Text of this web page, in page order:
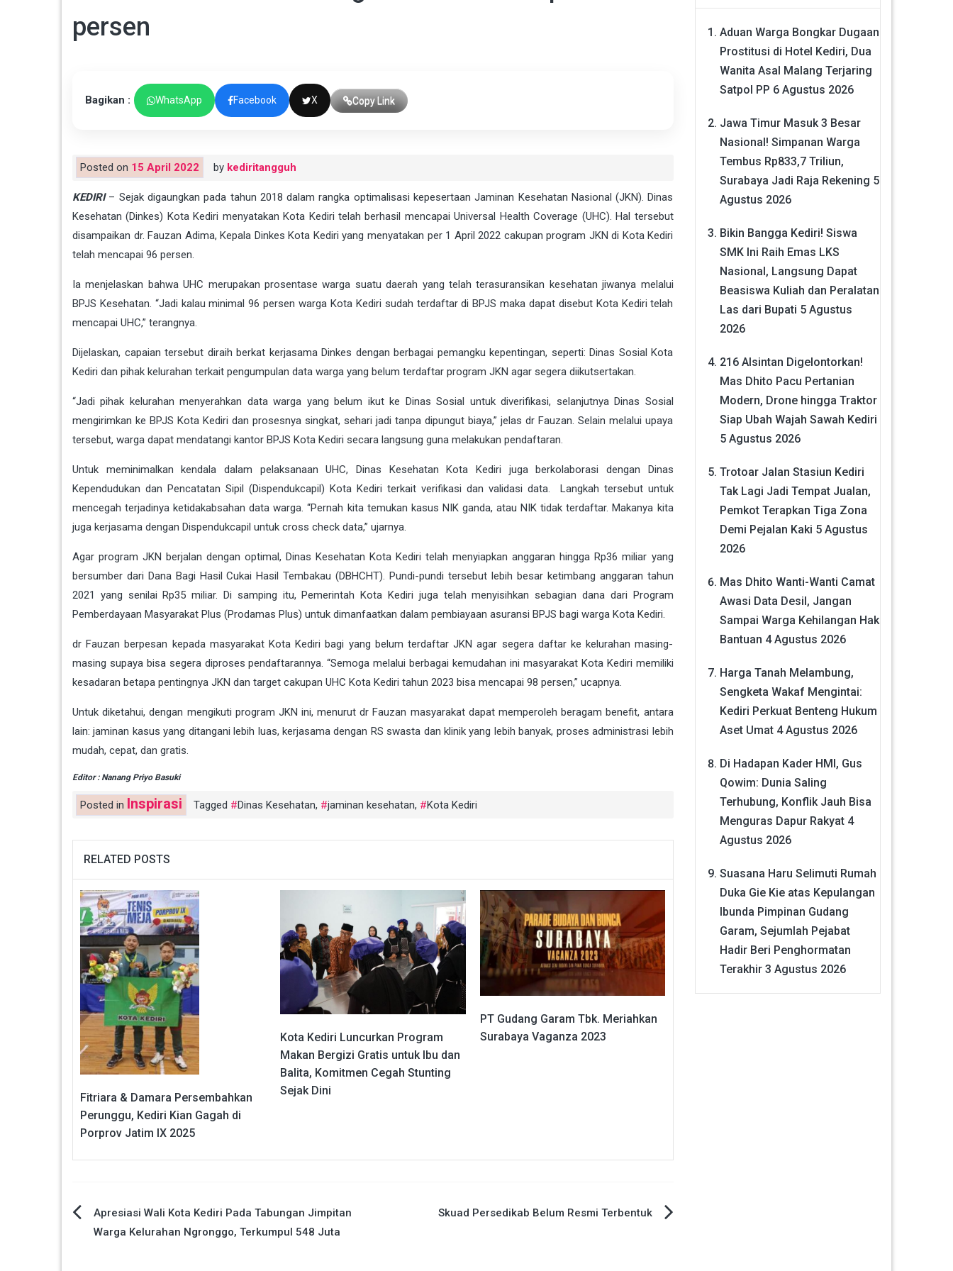
persen
Bagikan : WhatsApp Facebook X Copy Link
Posted on 15 April 2022 by kediritangguh
KEDIRI– Sejak digaungkan pada tahun 2018 dalam rangka optimalisasi kepesertaan Jaminan Kesehatan Nasional (JKN). Dinas
Kesehatan (Dinkes) Kota Kediri menyatakan Kota Kediri telah berhasil mencapai Universal Health Coverage (UHC). Hal tersebut
disampaikan dr. Fauzan Adima, Kepala Dinkes Kota Kediri yang menyatakan per 1 April 2022 cakupan program JKN di Kota Kediri
telah mencapai 96 persen.
Ia menjelaskan bahwa UHC merupakan prosentase warga suatu daerah yang telah terasuransikan kesehatan jiwanya melalui
BPJS Kesehatan. “Jadi kalau minimal 96 persen warga Kota Kediri sudah terdaftar di BPJS maka dapat disebut Kota Kediri telah
mencapai UHC,” terangnya.
Dijelaskan, capaian tersebut diraih berkat kerjasama Dinkes dengan berbagai pemangku kepentingan, seperti: Dinas Sosial Kota
Kediri dan pihak kelurahan terkait pengumpulan data warga yang belum terdaftar program JKN agar segera diikutsertakan.
“Jadi pihak kelurahan menyerahkan data warga yang belum ikut ke Dinas Sosial untuk diverifikasi, selanjutnya Dinas Sosial
mengirimkan ke BPJS Kota Kediri dan prosesnya singkat, sehari jadi tanpa dipungut biaya,” jelas dr Fauzan. Selain melalui upaya
tersebut, warga dapat mendatangi kantor BPJS Kota Kediri secara langsung guna melakukan pendaftaran.
Untuk meminimalkan kendala dalam pelaksanaan UHC, Dinas Kesehatan Kota Kediri juga berkolaborasi dengan Dinas
Kependudukan dan Pencatatan Sipil (Dispendukcapil) Kota Kediri terkait verifikasi dan validasi data. Langkah tersebut untuk
mencegah terjadinya ketidakabsahan data warga. “Pernah kita temukan kasus NIK ganda, atau NIK tidak terdaftar. Makanya kita
juga kerjasama dengan Dispendukcapil untuk cross check data,” ujarnya.
Agar program JKN berjalan dengan optimal, Dinas Kesehatan Kota Kediri telah menyiapkan anggaran hingga Rp36 miliar yang
bersumber dari Dana Bagi Hasil Cukai Hasil Tembakau (DBHCHT). Pundi-pundi tersebut lebih besar ketimbang anggaran tahun
2021 yang senilai Rp35 miliar. Di samping itu, Pemerintah Kota Kediri juga telah menyisihkan sebagian dana dari Program
Pemberdayaan Masyarakat Plus (Prodamas Plus) untuk dimanfaatkan dalam pembiayaan asuransi BPJS bagi warga Kota Kediri.
dr Fauzan berpesan kepada masyarakat Kota Kediri bagi yang belum terdaftar JKN agar segera daftar ke kelurahan masing-
masing supaya bisa segera diproses pendaftarannya. “Semoga melalui berbagai kemudahan ini masyarakat Kota Kediri memiliki
kesadaran betapa pentingnya JKN dan target cakupan UHC Kota Kediri tahun 2023 bisa mencapai 98 persen,” ucapnya.
Untuk diketahui, dengan mengikuti program JKN ini, menurut dr Fauzan masyarakat dapat memperoleh beragam benefit, antara
lain: jaminan kasus yang ditangani lebih luas, kerjasama dengan RS swasta dan klinik yang lebih banyak, proses administrasi lebih
mudah, cepat, dan gratis.
Editor : Nanang Priyo Basuki
Posted in Inspirasi Tagged Dinas Kesehatan, jaminan kesehatan, Kota Kediri
RELATED POSTS
Fitriara & Damara Persembahkan
Perunggu, Kediri Kian Gagah di
Porprov Jatim IX 2025
Kota Kediri Luncurkan Program
Makan Bergizi Gratis untuk Ibu dan
Balita, Komitmen Cegah Stunting
Sejak Dini
PT Gudang Garam Tbk. Meriahkan
Surabaya Vaganza 2023
Navigasi
Apresiasi Wali Kota Kediri Pada Tabungan Jimpitan
Warga Kelurahan Ngronggo, Terkumpul 548 Juta
Skuad Persedikab Belum Resmi Terbentuk
Aduan Warga Bongkar Dugaan
Prostitusi di Hotel Kediri, Dua
Wanita Asal Malang Terjaring
Satpol PP 6 Agustus 2026
Jawa Timur Masuk 3 Besar
Nasional! Simpanan Warga
Tembus Rp833,7 Triliun,
Surabaya Jadi Raja Rekening 5
Agustus 2026
Bikin Bangga Kediri! Siswa
SMK Ini Raih Emas LKS
Nasional, Langsung Dapat
Beasiswa Kuliah dan Peralatan
Las dari Bupati 5 Agustus
2026
216 Alsintan Digelontorkan!
Mas Dhito Pacu Pertanian
Modern, Drone hingga Traktor
Siap Ubah Wajah Sawah Kediri
5 Agustus 2026
Trotoar Jalan Stasiun Kediri
Tak Lagi Jadi Tempat Jualan,
Pemkot Terapkan Tiga Zona
Demi Pejalan Kaki 5 Agustus
2026
Mas Dhito Wanti-Wanti Camat
Awasi Data Desil, Jangan
Sampai Warga Kehilangan Hak
Bantuan 4 Agustus 2026
Harga Tanah Melambung,
Sengketa Wakaf Mengintai:
Kediri Perkuat Benteng Hukum
Aset Umat 4 Agustus 2026
Di Hadapan Kader HMI, Gus
Qowim: Dunia Saling
Terhubung, Konflik Jauh Bisa
Menguras Dapur Rakyat 4
Agustus 2026
Suasana Haru Selimuti Rumah
Duka Gie Kie atas Kepulangan
Ibunda Pimpinan Gudang
Garam, Sejumlah Pejabat
Hadir Beri Penghormatan
Terakhir 3 Agustus 2026